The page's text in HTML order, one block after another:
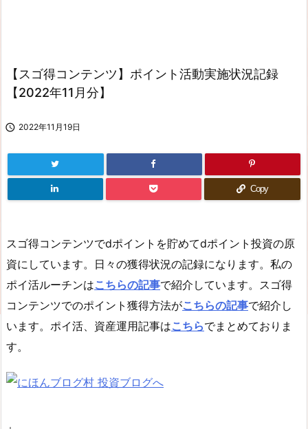
【スゴ得コンテンツ】ポイント活動実施状況記録
【2022年11月分】
 2022年11月19日
Copy
スゴ得コンテンツでdポイントを貯めてdポイント投資の原
資にしています。日々の獲得状況の記録になります。私の
ポイ活ルーチンはこちらの記事で紹介しています。スゴ得
コンテンツでのポイント獲得方法がこちらの記事で紹介し
います。ポイ活、資産運用記事はこちらでまとめておりま
す。